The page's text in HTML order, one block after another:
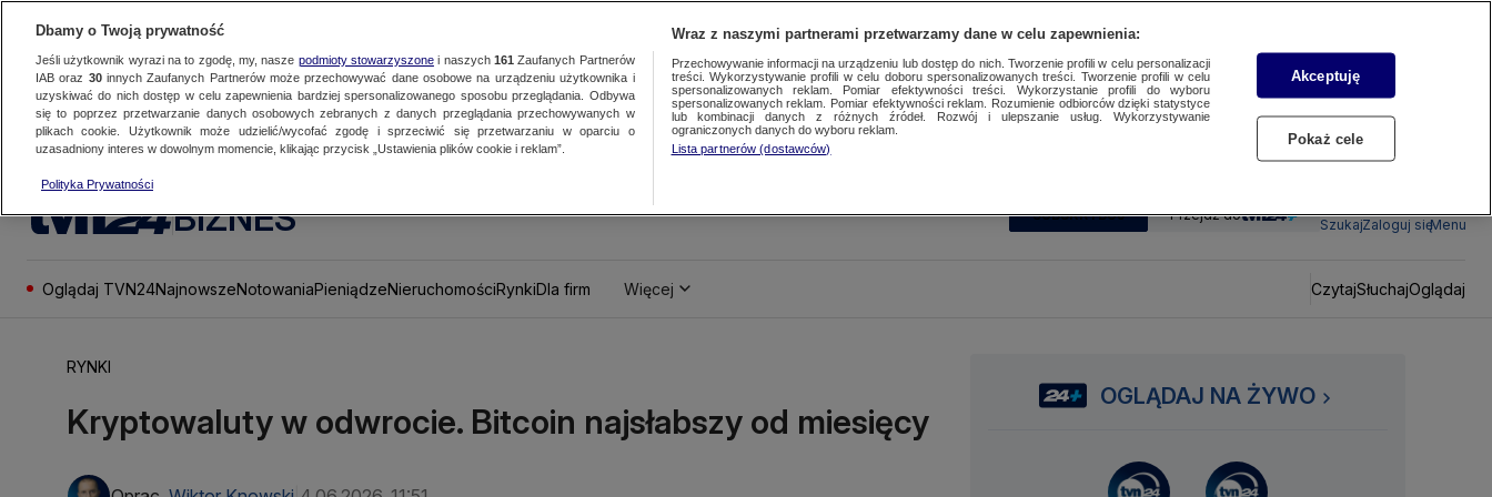
BIZNES SUBSKRYBUJ Przejdź do
SzukajZaloguj sięMenu
Oglądaj TVN24NajnowszeNotowaniaPieniądzeNieruchomościRynkiDla firm Więcej CzytajSłuchajOglądaj
RYNKI
Kryptowaluty w odwrocie. Bitcoin najsłabszy od miesięcy
OGLĄDAJ NA ŻYWO
Dbamy o Twoją prywatność
Jeśli użytkownik wyrazi na to zgodę, my, nasze podmioty stowarzyszonei naszych 161 Zaufanych Partnerów
IAB oraz 30innych Zaufanych Partnerów może przechowywać dane osobowe na urządzeniu użytkownika i
uzyskiwać do nich dostęp w celu zapewnienia bardziej spersonalizowanego sposobu przeglądania. Odbywa
się to poprzez przetwarzanie danych osobowych zebranych z danych przeglądania przechowywanych w
plikach cookie. Użytkownik może udzielić/wycofać zgodę i sprzeciwić się przetwarzaniu w oparciu o
uzasadniony interes w dowolnym momencie, klikając przycisk „Ustawienia plików cookie i reklam”.
Polityka Prywatności
Wraz z naszymi partnerami przetwarzamy dane w celu zapewnienia:
Przechowywanie informacji na urządzeniu lub dostęp do nich. Tworzenie profili w celu personalizacji
treści. Wykorzystywanie profili w celu doboru spersonalizowanych treści. Tworzenie profili w celu
spersonalizowanych reklam. Pomiar efektywności treści. Wykorzystanie profili do wyboru
spersonalizowanych reklam. Pomiar efektywności reklam. Rozumienie odbiorców dzięki statystyce
lub kombinacji danych z różnych źródeł. Rozwój i ulepszanie usług. Wykorzystywanie
ograniczonych danych do wyboru reklam.
Lista partnerów (dostawców)
Akceptuję
Pokaż cele